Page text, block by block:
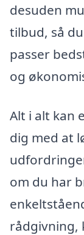
desuden
tilbud, så
passer
og
Alt i alt kan
dig med at
om du har
rådgivning,